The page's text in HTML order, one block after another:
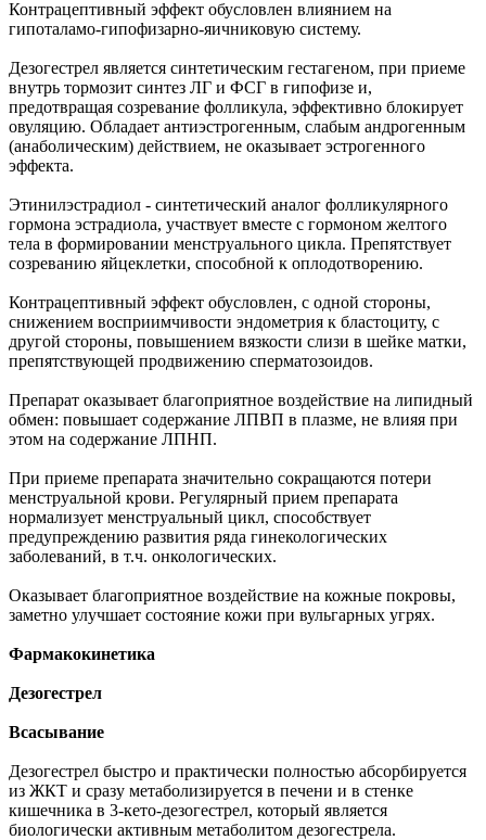
Контрацептивный эффект обусловлен влиянием на
гипоталамо-гипофизарно-яичниковую систему.
Дезогестрел является синтетическим гестагеном, при приеме
внутрь тормозит синтез ЛГ и ФСГ в гипофизе и,
предотвращая созревание фолликула, эффективно блокирует
овуляцию. Обладает антиэстрогенным, слабым андрогенным
(анаболическим) действием, не оказывает эстрогенного
эффекта.
Этинилэстрадиол - синтетический аналог фолликулярного
гормона эстрадиола, участвует вместе с гормоном желтого
тела в формировании менструального цикла. Препятствует
созреванию яйцеклетки, способной к оплодотворению.
Контрацептивный эффект обусловлен, с одной стороны,
снижением восприимчивости эндометрия к бластоциту, с
другой стороны, повышением вязкости слизи в шейке матки,
препятствующей продвижению сперматозоидов.
Препарат оказывает благоприятное воздействие на липидный
обмен: повышает содержание ЛПВП в плазме, не влияя при
этом на содержание ЛПНП.
При приеме препарата значительно сокращаются потери
менструальной крови. Регулярный прием препарата
нормализует менструальный цикл, способствует
предупреждению развития ряда гинекологических
заболеваний, в т.ч. онкологических.
Оказывает благоприятное воздействие на кожные покровы,
заметно улучшает состояние кожи при вульгарных угрях.
Фармакокинетика
Дезогестрел
Всасывание
Дезогестрел быстро и практически полностью абсорбируется
из ЖКТ и сразу метаболизируется в печени и в стенке
кишечника в 3-кето-дезогестрел, который является
биологически активным метаболитом дезогестрела.